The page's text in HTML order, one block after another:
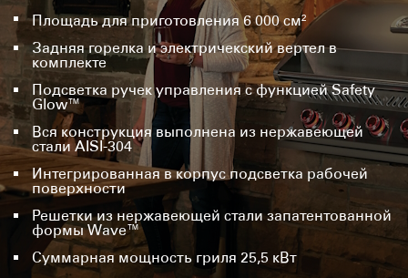
Площадь для приготовления 6 000 см²
Задняя горелка и электричекский вертел в
комплекте
Подсветка ручек управления с функцией Safety
Glow™
Вся конструкция выполнена из нержавеющей
стали AISI-304
Интегрированная в корпус подсветка рабочей
поверхности
Решетки из нержавеющей стали запатентованной
формы Wave™
Суммарная мощность гриля 25,5 кВт